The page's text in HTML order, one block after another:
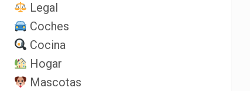
Legal
Coches
Cocina
Hogar
Mascotas